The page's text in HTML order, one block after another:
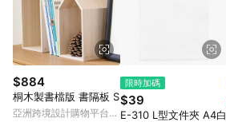
$884
桐木製書檔版 書隔板 S
亞洲跨境設計購物平台
限時加碼
$39
E-310 L型文件夾 A4白